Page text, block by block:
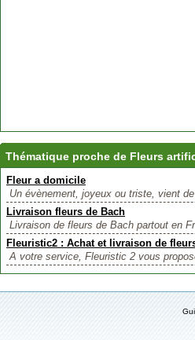
Thématique proche de Fleurs
Fleur a domicile
Un évènement, joyeux ou triste, vient
Livraison fleurs de Bach
Livraison de fleurs de Bach partout en
Fleuristic2 : Achat et livraison de
A votre service, Fleuristic 2 vous